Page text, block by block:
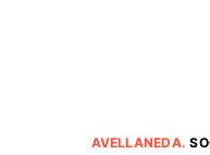
AVELLANEDA.